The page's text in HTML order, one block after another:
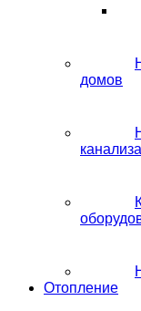
домов
Отопление